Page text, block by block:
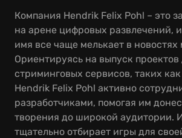
Компания Hendrik Felix Pohl – это
на арене цифровых развлечений,
имя все чаще мелькает в
Ориентируясь на выпуск проектов
стриминговых сервисов, таких как
Hendrik Felix Pohl активно
разработчиками, помогая им
творения до широкой аудитории.
тщательно отбирает игры для